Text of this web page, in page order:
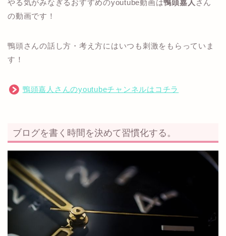
やる気がみなぎるおすすめのyoutube動画は鴨頭嘉人 さん
の動画です！
鴨頭さんの話し方・考え方にはいつも刺激をもらっていま
す！
鴨頭嘉人さんのyoutubeチャンネルはコチラ
ブログを書く時間を決めて習慣化する。